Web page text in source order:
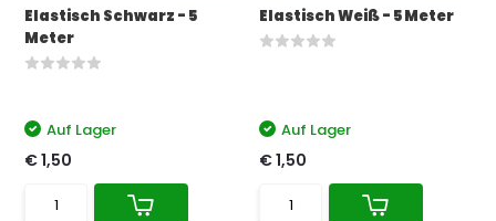
Elastisch Schwarz - 5
Meter
Auf Lager
€ 1,50
Elastisch Weiß - 5 Meter
Auf Lager
€ 1,50